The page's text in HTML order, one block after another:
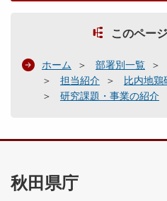
このペー
ホーム 部署別一覧
担当紹介
比内地鶏
研究課題・事業の紹介
秋田県庁